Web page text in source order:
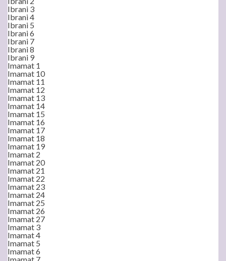
Ibrani 3
Ibrani 4
Ibrani 5
Ibrani 6
Ibrani 7
Ibrani 8
Ibrani 9
Imamat 1
Imamat 10
Imamat 11
Imamat 12
Imamat 13
Imamat 14
Imamat 15
Imamat 16
Imamat 17
Imamat 18
Imamat 19
Imamat 2
Imamat 20
Imamat 21
Imamat 22
Imamat 23
Imamat 24
Imamat 25
Imamat 26
Imamat 27
Imamat 3
Imamat 4
Imamat 5
Imamat 6